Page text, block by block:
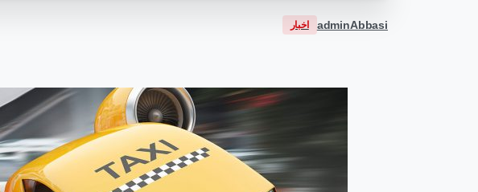
adminAbbasi اخبار